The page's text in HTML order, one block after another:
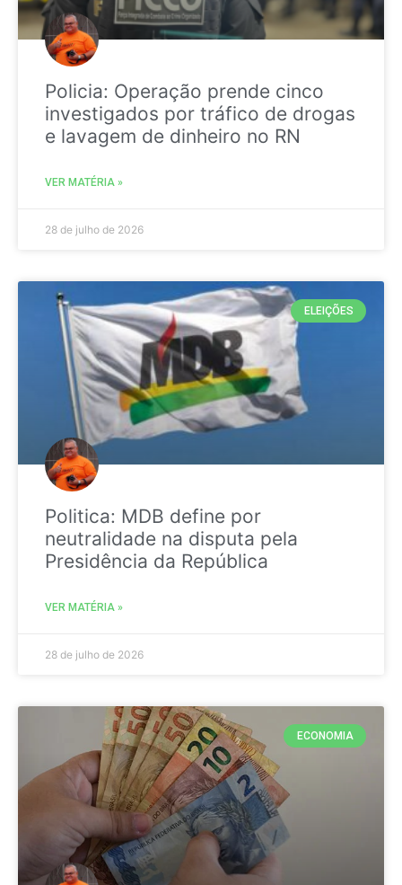
Policia: Operação prende cinco
investigados por tráfico de drogas
e lavagem de dinheiro no RN
VER MATÉRIA »
28 de julho de 2026
ELEIÇÕES
Politica: MDB define por
neutralidade na disputa pela
Presidência da República
VER MATÉRIA »
28 de julho de 2026
ECONOMIA